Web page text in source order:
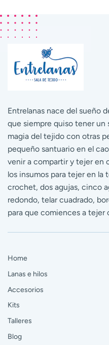
Entrelanas nace del sueño
que siempre quiso tener
magia del tejido con otras
pequeño santuario en el
venir a compartir y tejer en
los insumos para tejer en
crochet, dos agujas, cinco
redondo, telar cuadrado,
para que comiences a tejer
Home
Lanas e hilos
Accesorios
Kits
Talleres
Blog